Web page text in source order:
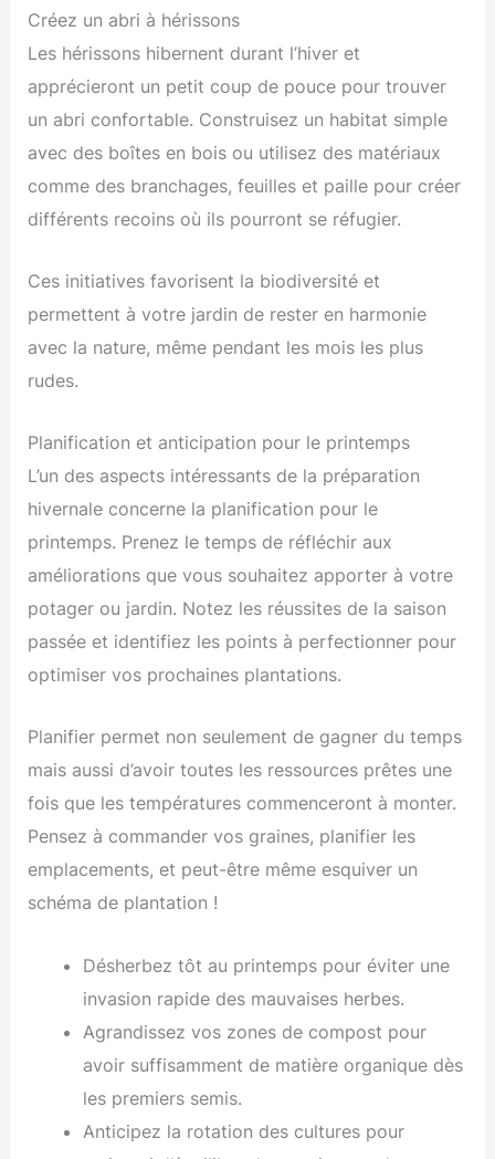
Créez un abri à hérissons
Les hérissons hibernent durant l’hiver et
apprécieront un petit coup de pouce pour trouver
un abri confortable. Construisez un habitat simple
avec des boîtes en bois ou utilisez des matériaux
comme des branchages, feuilles et paille pour créer
différents recoins où ils pourront se réfugier.
Ces initiatives favorisent la biodiversité et
permettent à votre jardin de rester en harmonie
avec la nature, même pendant les mois les plus
rudes.
Planification et anticipation pour le printemps
L’un des aspects intéressants de la préparation
hivernale concerne la planification pour le
printemps. Prenez le temps de réfléchir aux
améliorations que vous souhaitez apporter à votre
potager ou jardin. Notez les réussites de la saison
passée et identifiez les points à perfectionner pour
optimiser vos prochaines plantations.
Planifier permet non seulement de gagner du temps
mais aussi d’avoir toutes les ressources prêtes une
fois que les températures commenceront à monter.
Pensez à commander vos graines, planifier les
emplacements, et peut-être même esquiver un
schéma de plantation !
Désherbez tôt au printemps pour éviter une
invasion rapide des mauvaises herbes.
Agrandissez vos zones de compost pour
avoir suffisamment de matière organique dès
les premiers semis.
Anticipez la rotation des cultures pour